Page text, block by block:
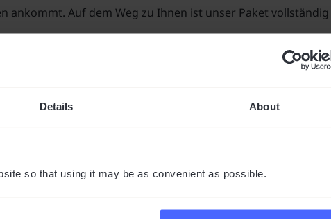
Details About
so that using it may be as convenient as possible.
ankommt. Auf dem Weg zu Ihnen ist unser Paket vollständig